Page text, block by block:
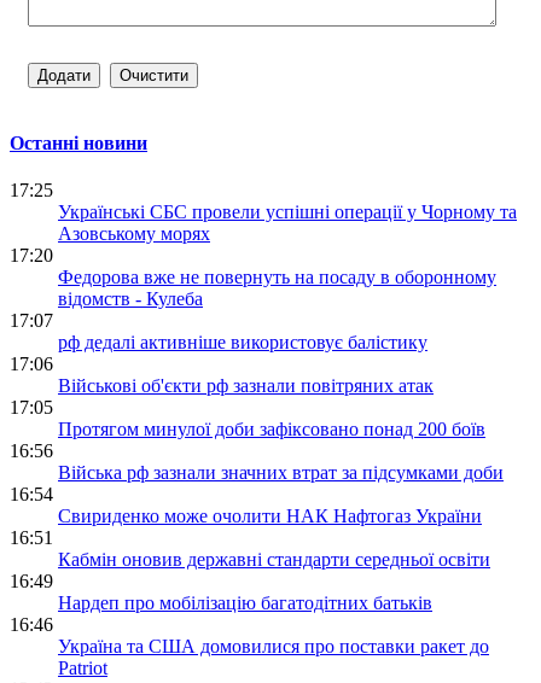
Останні новини
17:25
Українські СБС провели успішні операції у Чорному та
Азовському морях
17:20
Федорова вже не повернуть на посаду в оборонному
відомств - Кулеба
17:07
рф дедалі активніше використовує балістику
17:06
Військові об'єкти рф зазнали повітряних атак
17:05
Протягом минулої доби зафіксовано понад 200 боїв
16:56
Війська рф зазнали значних втрат за підсумками доби
16:54
Свириденко може очолити НАК Нафтогаз України
16:51
Кабмін оновив державні стандарти середньої освіти
16:49
Нардеп про мобілізацію багатодітних батьків
16:46
Україна та США домовилися про поставки ракет до
Patriot